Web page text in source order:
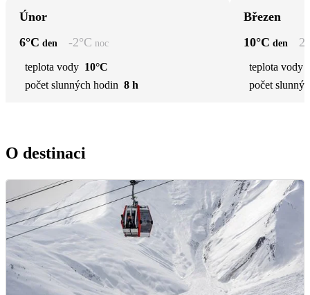
Únor
6°C den -2°C noc
teplota vody 10°C
počet slunných hodin 8 h
Březen
10°C den 2
teplota vody
počet
O destinaci